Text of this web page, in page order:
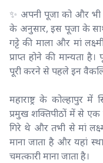
✨ अपनी पूजा को और भी
के अनुसार, इस पूजा के
गट्टे की माला और मां
प्राप्त होने की
पूरी करने से पहले इन
महाराष्ट्र के कोल्हापुर में
प्रमुख शक्तिपीठों में से एक
गिरे थे और तभी से मां
माना जाता है और यहां
चमत्कारी माना जाता है।